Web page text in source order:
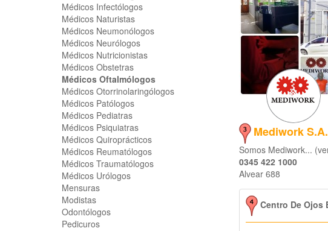
Médicos Infectólogos
Médicos Naturistas
Médicos Neumonólogos
Médicos Neurólogos
Médicos Nutricionistas
Médicos Obstetras
Médicos Oftalmólogos
Médicos Otorrinolaringólogos
Médicos Patólogos
Médicos Pediatras
Médicos Psiquiatras
Médicos Quiroprácticos
Médicos Reumatólogos
Médicos Traumatólogos
Médicos Urólogos
Mensuras
Modistas
Odontólogos
Pedicuros
Mediwork S.A.
Somos Mediwork...
0345 422 1000
Alvear 688
Centro De Ojos